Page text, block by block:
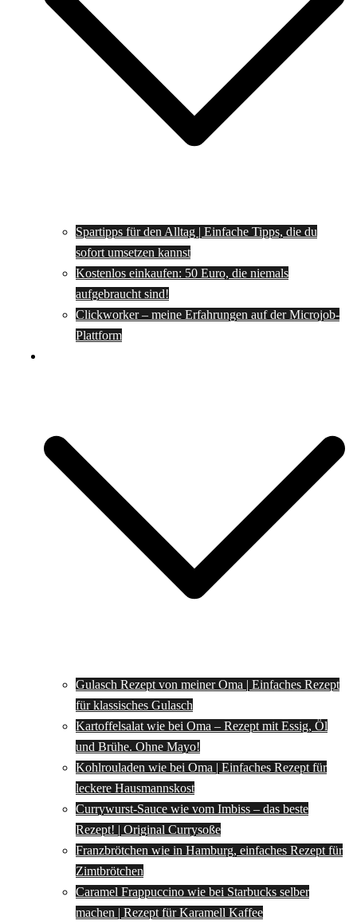
Spartipps für den Alltag | Einfache Tipps, die du
sofort umsetzen kannst
Kostenlos einkaufen: 50 Euro, die niemals
aufgebraucht sind!
Clickworker – meine Erfahrungen auf der Microjob-
Plattform
Gulasch Rezept von meiner Oma | Einfaches Rezept
für klassisches Gulasch
Kartoffelsalat wie bei Oma – Rezept mit Essig, Öl
und Brühe. Ohne Mayo!
Kohlrouladen wie bei Oma | Einfaches Rezept für
leckere Hausmannskost
Currywurst-Sauce wie vom Imbiss – das beste
Rezept! | Original Currysoße
Franzbrötchen wie in Hamburg, einfaches Rezept für
Zimtbrötchen
Caramel Frappuccino wie bei Starbucks selber
machen | Rezept für Karamell Kaffee